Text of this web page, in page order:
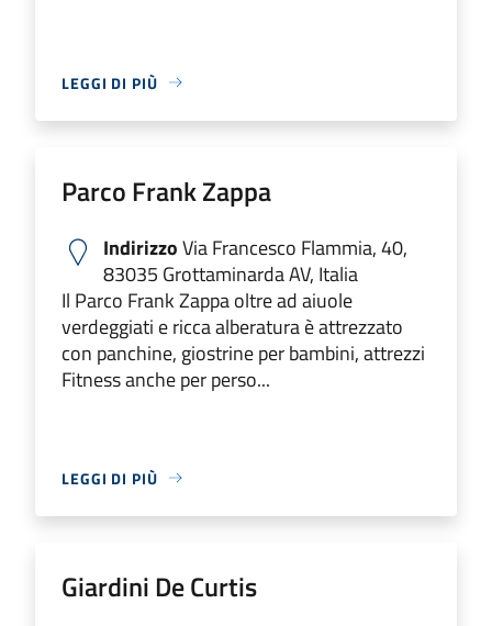
LEGGI DI PIÙ
Parco Frank Zappa
IndirizzoVia Francesco Flammia, 40,
83035 Grottaminarda AV, Italia
Il Parco Frank Zappa oltre ad aiuole
verdeggiati e ricca alberatura è attrezzato
con panchine, giostrine per bambini, attrezzi
Fitness anche per perso...
LEGGI DI PIÙ
Giardini De Curtis